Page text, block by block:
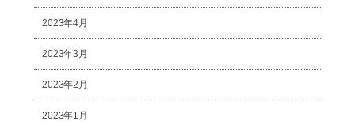
2023年4月
2023年3月
2023年2月
2023年1月